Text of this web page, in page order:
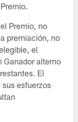
Premio, no
premiación, no
el
Ganador alterno
El
esfuerzos